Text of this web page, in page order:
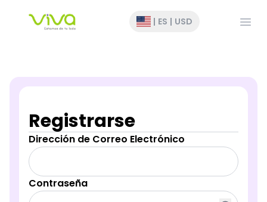
| ES | USD Abrir
Registrarse
Dirección de Correo Electrónico
Contraseña